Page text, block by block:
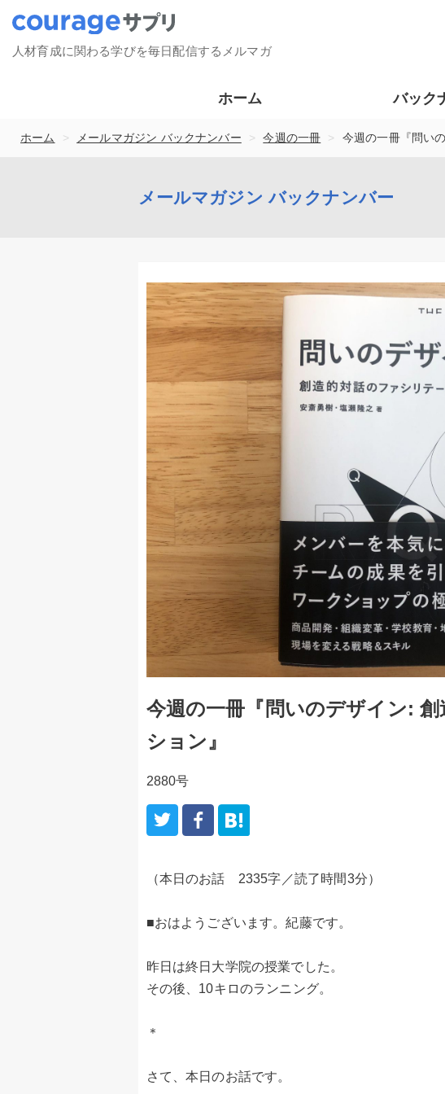
人材育成に関わる学びを毎日配信するメルマガ
ホーム バック
ホーム > メールマガジン バックナンバー > 今週の一冊 > 今週の一冊『問い
メールマガジン バックナンバー
今週の一冊『問いのデザイン:
ション』
2880号
（本日のお話 2335字／読了時間3分）
■おはようございます。紀藤です。
昨日は終日大学院の授業でした。
その後、10キロのランニング。
＊
さて、本日のお話です。